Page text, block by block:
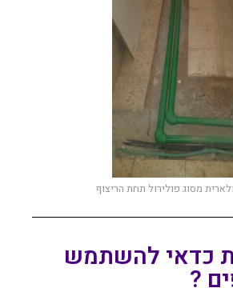
מסוג פולירול תחת הריצוף
כדאי להשתמש
?